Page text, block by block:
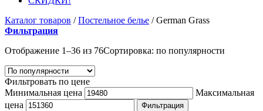
Каталог товаров / Постельное белье /German Grass
Фильтрация
Отображение 1–36 из 76Сортировка: по популярности
Фильтровать по цене
Минимальная цена
Максимальная
цена
Фильтрация